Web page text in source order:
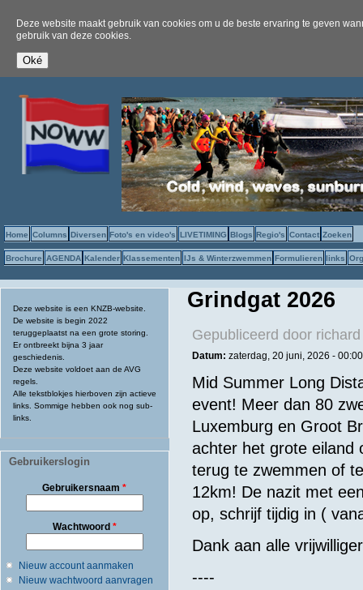
Deze website maakt gebruik van cookies om u de beste ervaring te geven
gebruik van deze cookies.
Home Columns Diversen Foto's en video's LIVETIMING Blogs Regio's Contact Zoeken
Brochure AGENDA Kalender Klassementen IJs & Winterzwemmen Formulieren links
Deze website is een KNZB-website.
De website is begin 2022
teruggeplaatst na een grote storing.
Er ontbreekt bijna 3 jaar
geschiedenis.
Deze website voldoet aan de AVG
regels.
Alle tekstblokjes hierboven zijn actieve
links. Sommige hebben ook nog sub-
links.
Gebruikerslogin
Gebruikersnaam*
Wachtwoord *
Nieuw account aanmaken
Nieuw wachtwoord aanvragen
Grindgat 2026
Gepubliceerd door
Datum: zaterdag, 20 juni, 2026 - 00:00
Mid Summer Long
event! Meer dan 80
Luxemburg en Groot
achter het grote eiland
terug te zwemmen of
12km! De nazit met
op, schrijf tijdig in (
Dank aan alle
----